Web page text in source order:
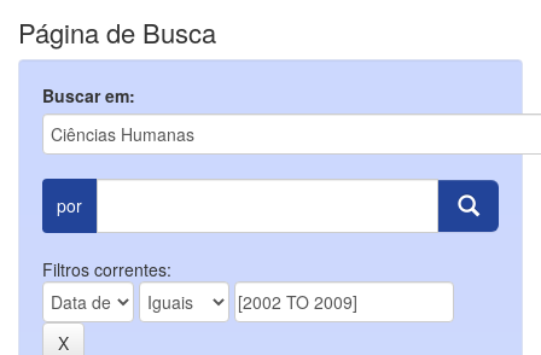
Página de Busca
Buscar em:
por
Filtros correntes: